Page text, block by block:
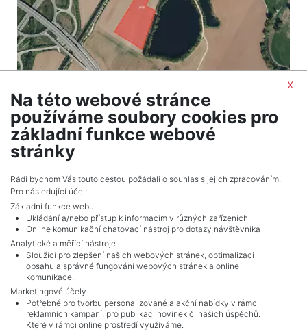
Land for sale / field / 31819 m2
Opatovice nad Labem
2,290,968 CZK (real estate) Price
Adverts total10.
NAVIGACE
x
Na této webové stránce
používáme soubory cookies pro
základní funkce webové
stránky
Rádi bychom Vás touto cestou požádali o souhlas s jejich zpracováním.
Pro následující účel:
Základní funkce webu
Ukládání a/nebo přístup k informacím v různých zařízeních
Online komunikační chatovací nástroj pro dotazy návštěvníka
Analytické a měřící nástroje
Sloužící pro zlepšení našich webových stránek, optimalizaci
obsahu a správné fungování webových stránek a online
komunikace.
Marketingové účely
Potřebné pro tvorbu personalizované a akční nabídky v rámci
reklamních kampaní, pro publikaci novinek či našich úspěchů.
Které v rámci online prostředí využíváme.